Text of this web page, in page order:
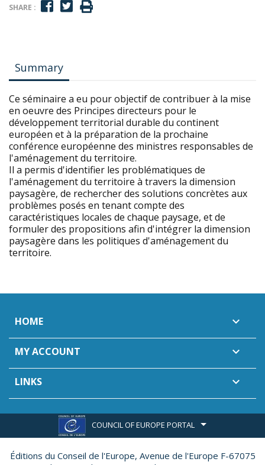
SHARE :
Summary
Ce séminaire a eu pour objectif de contribuer à la mise
en oeuvre des Principes directeurs pour le
développement territorial durable du continent
européen et à la préparation de la prochaine
conférence européenne des ministres responsables de
l'aménagement du territoire.
Il a permis d'identifier les problématiques de
l'aménagement du territoire à travers la dimension
paysagère, de rechercher des solutions concrètes aux
problèmes posés en tenant compte des
caractéristiques locales de chaque paysage, et de
formuler des propositions afin d'intégrer la dimension
paysagère dans les politiques d'aménagement du
territoire.
HOME 
MY ACCOUNT 
LINKS 
COUNCIL OF EUROPE PORTAL
Éditions du Conseil de l'Europe, Avenue de l'Europe F-67075